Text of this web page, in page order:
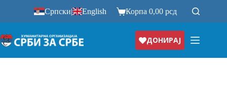
Српски| English Корпа0,00рсд
ДОНИРАЈ